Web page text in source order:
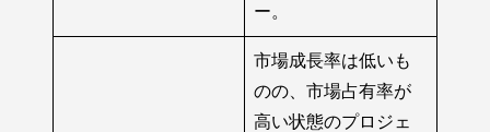
ー。
市場成長率は低いも
のの、市場占有率が
高い状態のプロジェ